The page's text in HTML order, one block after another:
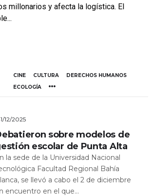
millonarios y afecta la logística. El
CINE CULTURA
DERECHOS HUMANOS
ECOLOGÍA
12/2025
sobre modelos de
escolar de Punta Alta
la sede de la Universidad Nacional
Facultad Regional Bahía
se llevó a cabo el 2 de diciembre
encuentro en el que...